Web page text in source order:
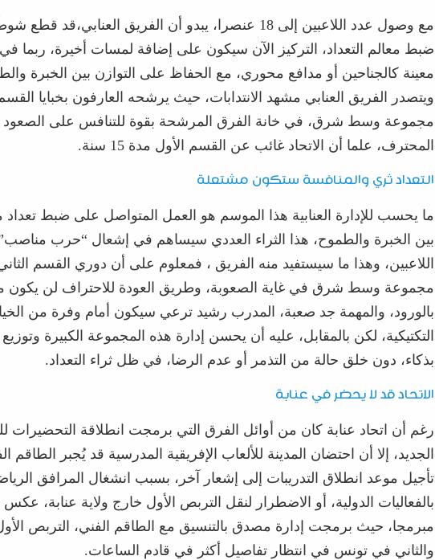
مع وصول عدد اللاعبين إلى 18 عنصرا، يبدو أن الفريق العنابي،قد قطع
ضبط معالم التعداد، التركيز الآن سيكون على إضافة لمسات أخيرة، ربما
معينة كالجناحين أو مدافع محوري، مع الحفاظ على التوازن بين الخبرة
ويتصدر الفريق العنابي مشهد الانتدابات، حيث يرشحه العارفون بخبايا
مجموعة وسط شرق، في خانة الفرق المرشحة بقوة للتنافس على الصعود
المحترف، علما أن الاتحاد غائب عن القسم الأول مدة 15 سنة.
التعداد ثري والمنافسة ستكون مشتعلة
ما يحسب للإدارة العنابية هذا الموسم هو العمل المتواصل على ضبط تعداد
بين الخبرة والطموح، هذا الثراء العددي سيساهم في إ شعال “حرب مناصب”
اللاعبين، وهذا ما سيستفيد منه الفريق ، فمعلوم على أن دوري ا لقسم
مجموعة وسط شرق في غاية الصعوبة، وطريق العودة للاحتراف لن يكون
بالورود، والمهمة جد صعبة،
المدرب رشيد ترعي سيكون أمام وفرة من
التكتيكية، لكن بالمقابل، عليه أن يحسن إدارة هذه المجموعة الكبيرة وتوزيع
بذكاء، دون خلق حالة من التذمر أو عدم الرضا، في ظل ثراء التعداد.
الاتحاد قد لا يحضر في عنابة
رغم أن اتحاد عنابة كان من أوائل الفرق التي برمجت انطلاقة التحضيرات
الجديد، إلا أن احتضان المدينة للألعاب الإفريقية المدرسية قد يُجبر الطاقم
تأجيل موعد انطلاق التدريبات إلى إشعار آخر، بسبب انشغال المرافق
بالفعاليات الدولية، أو الاضطرار لنقل التربص الأول خارج ولاية عنابة، عكس
مبرمجا، حيث برمجت إدارة مصدق بالتنسيق مع الطاقم الفني، التربص
والثاني في تونس في انتظار تفاصيل أكثر في قادم الساعات.